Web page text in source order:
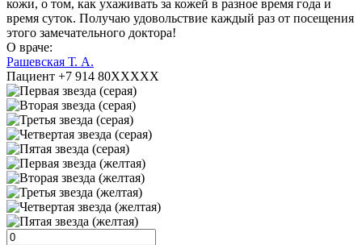
кожи, о том, как ухаживать за кожей в разное время года и
время суток. Получаю удовольствие каждый раз от посещения
этого замечательного доктора!
О враче:
Рашевская Т. А.
Пациент +7 914 80XXXXX